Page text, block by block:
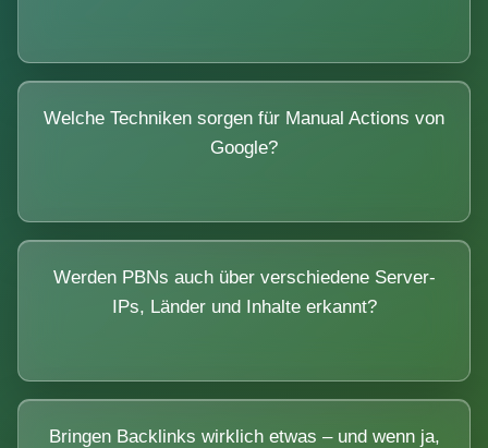
Welche Techniken sorgen für Manual Actions von
Google?
Werden PBNs auch über verschiedene Server-
IPs, Länder und Inhalte erkannt?
Bringen Backlinks wirklich etwas – und wenn ja,